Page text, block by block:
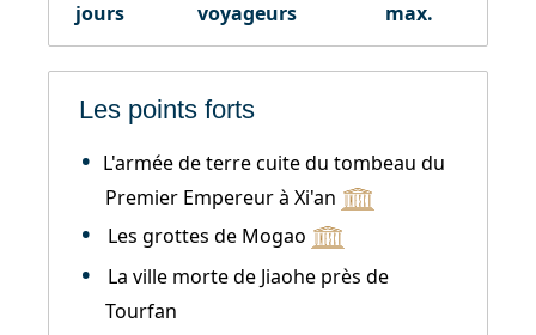
jours
voyageurs
max.
Les points forts
L'armée de terre cuite du tombeau du
Premier Empereur à Xi'an
Les grottes de Mogao
La ville morte de Jiaohe près de
Tourfan